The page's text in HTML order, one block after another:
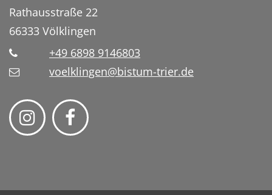
Rathausstraße 22
66333 Völklingen
+49 6898 9146803
voelklingen@bistum-trier.de